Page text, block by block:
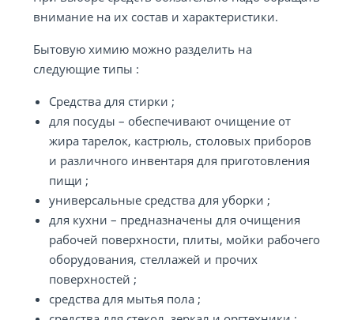
внимание на их состав и характеристики.
Бытовую химию можно разделить на
следующие типы :
Средства для стирки ;
для посуды – обеспечивают очищение от
жира тарелок, кастрюль, столовых приборов
и различного инвентаря для приготовления
пищи ;
универсальные средства для уборки ;
для кухни – предназначены для очищения
рабочей поверхности, плиты, мойки рабочего
оборудования, стеллажей и прочих
поверхностей ;
средства для мытья пола ;